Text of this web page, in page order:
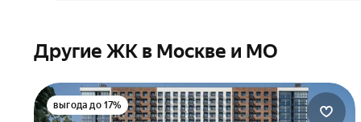
Другие ЖК в Москве и МО
выгода до 17%